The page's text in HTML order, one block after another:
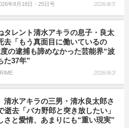
年8月18日・25日号 2026/8/5
タレント清水アキラの息子・良太
去「もう真面目に働いているの
の逮捕も諦めなかった芸能界“波
た37年”
2026/8/3
清水アキラの三男・清水良太郎さ
逝去「バカ野郎と突き放したい」
さと愛情、あまりにも“重い現実”